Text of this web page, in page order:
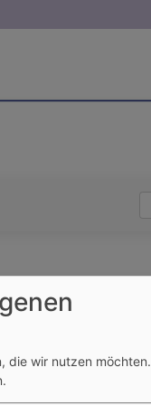
die wir nutzen möchten.